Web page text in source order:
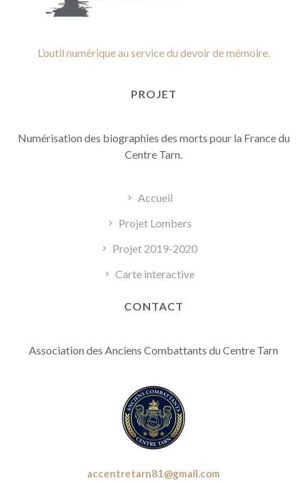
L’outil numérique au service du devoir de mémoire.
PROJET
Numérisation des biographies des morts pour la France du
Centre Tarn.
Accueil
Projet Lombers
Projet 2019-2020
Carte interactive
CONTACT
Association des Anciens Combattants du Centre Tarn
accentretarn81@gmail.com